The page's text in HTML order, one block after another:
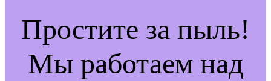
Простите за пыль!
Мы работаем над